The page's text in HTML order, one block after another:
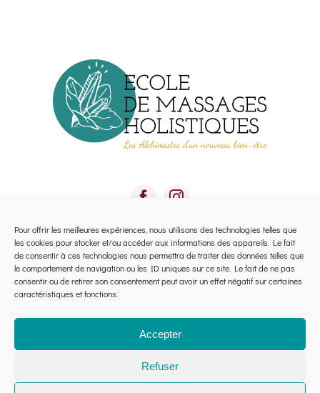
Pour offrir les meilleures expériences, nous utilisons des technologies telles que
les cookies pour stocker et/ou accéder aux informations des appareils. Le fait
de consentir à ces technologies nous permettra de traiter des données telles que
le comportement de navigation ou les ID uniques sur ce site. Le fait de ne pas
consentir ou de retirer son consentement peut avoir un effet négatif sur certaines
caractéristiques et fonctions.
Accepter
Refuser
Toggle
Navigation
Calendrier 2026 Avignon
Calendrier 2026 Montpellier
Financement